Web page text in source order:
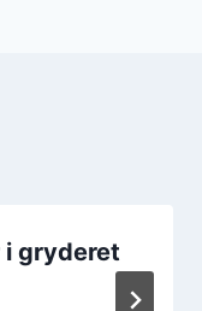
i gryderet